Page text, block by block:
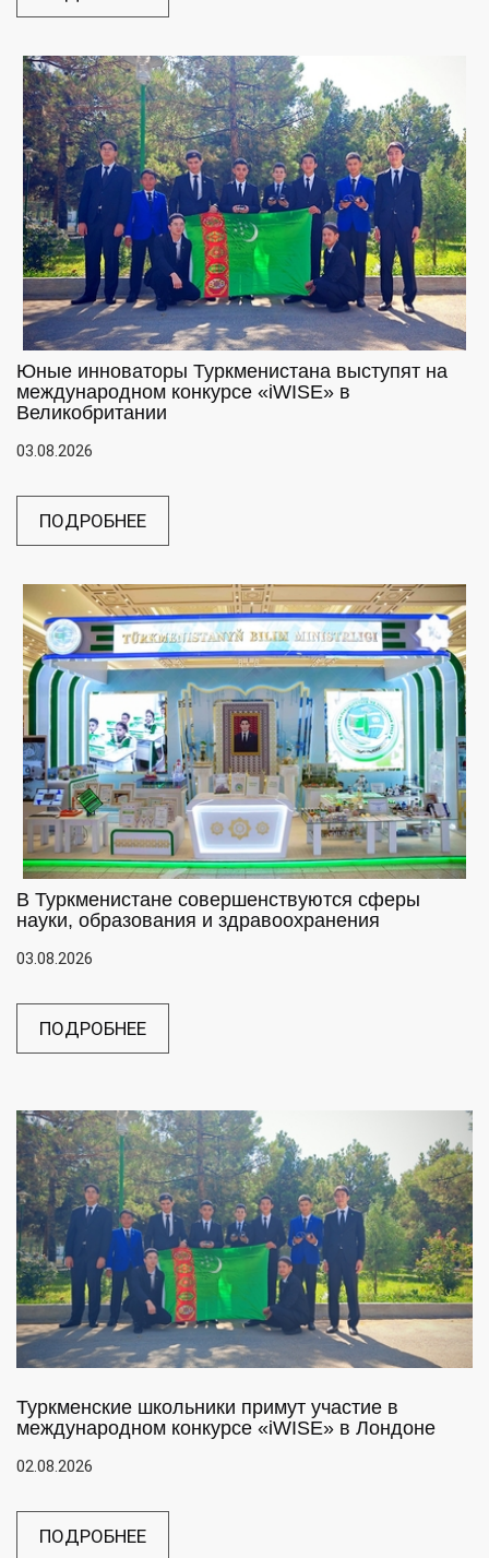
Юные инноваторы Туркменистана выступят на
международном конкурсе «iWISE» в
Великобритании
03.08.2026
ПОДРОБНЕЕ
В Туркменистане совершенствуются сферы
науки, образования и здравоохранения
03.08.2026
ПОДРОБНЕЕ
Туркменские школьники примут участие в
международном конкурсе «iWISE» в Лондоне
02.08.2026
ПОДРОБНЕЕ